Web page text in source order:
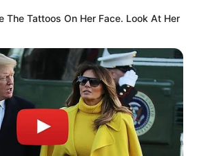
The Tattoos On Her Face. Look At Her